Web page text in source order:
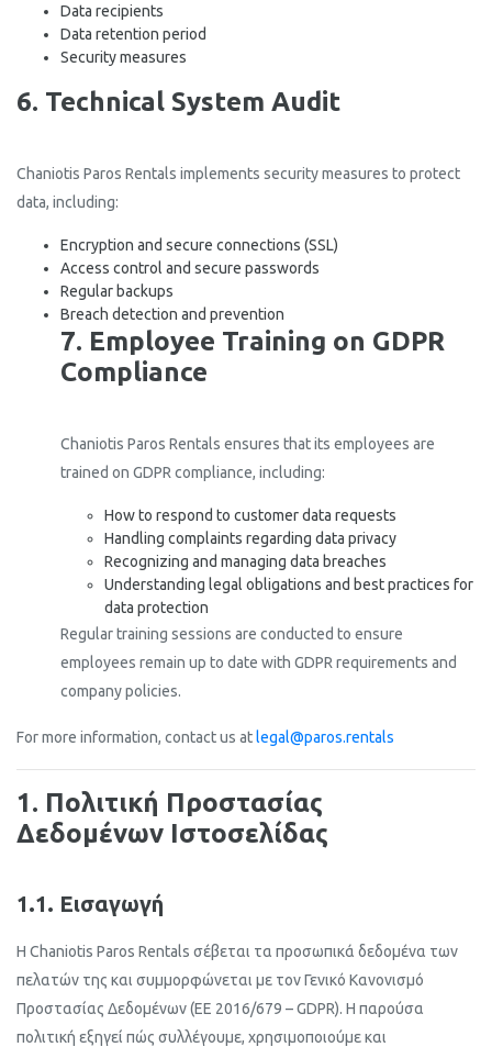
Data recipients
Data retention period
Security measures
6. Technical System Audit
Chaniotis Paros Rentals implements security measures to protect
data, including:
Encryption and secure connections (SSL)
Access control and secure passwords
Regular backups
Breach detection and prevention
7. Employee Training on GDPR
Compliance
Chaniotis Paros Rentals ensures that its employees are
trained on GDPR compliance, including:
How to respond to customer data requests
Handling complaints regarding data privacy
Recognizing and managing data breaches
Understanding legal obligations and best practices for
data protection
Regular training sessions are conducted to ensure
employees remain up to date with GDPR requirements and
company policies.
For more information, contact us atlegal@paros.rentals
1. Πολιτική Προστασίας
Δεδομένων Ιστοσελίδας
1.1. Εισαγωγή
Η Chaniotis Paros Rentals σέβεται τα προσωπικά δεδομένα των
πελατών της και συμμορφώνεται με τον Γενικό Κανονισμό
Προστασίας Δεδομένων (ΕΕ 2016/679 – GDPR). Η παρούσα
πολιτική εξηγεί πώς συλλέγουμε, χρησιμοποιούμε και